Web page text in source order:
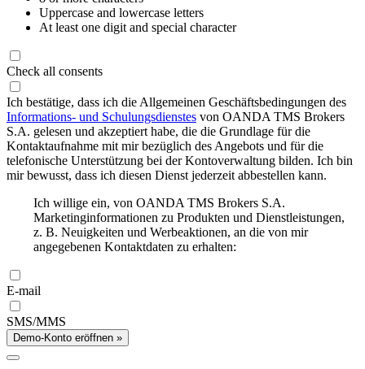
Uppercase and lowercase letters
At least one digit and special character
Check all consents
Ich bestätige, dass ich die Allgemeinen Geschäftsbedingungen des
Informations- und Schulungsdienstes von OANDA TMS Brokers
S.A. gelesen und akzeptiert habe, die die Grundlage für die
Kontaktaufnahme mit mir bezüglich des Angebots und für die
telefonische Unterstützung bei der Kontoverwaltung bilden. Ich bin
mir bewusst, dass ich diesen Dienst jederzeit abbestellen kann.
Ich willige ein, von OANDA TMS Brokers S.A.
Marketinginformationen zu Produkten und Dienstleistungen,
z. B. Neuigkeiten und Werbeaktionen, an die von mir
angegebenen Kontaktdaten zu erhalten:
E-mail
SMS/MMS
Demo-Konto eröffnen »